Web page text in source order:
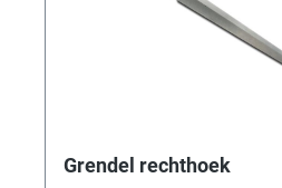
Grendel rechthoek